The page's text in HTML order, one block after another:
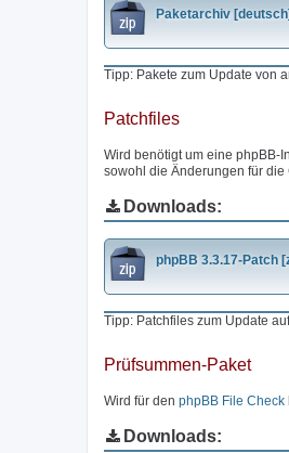
Paketarchiv
Tipp: Pakete zum Update von
Patchfiles
Wird benötigt um eine phpBB-
sowohl die Änderungen für die
Downloads:
phpBB 3.3.17-Patch
Tipp: Patchfiles zum Update
Prüfsummen-Paket
Wird für den phpBB File Check
Downloads: